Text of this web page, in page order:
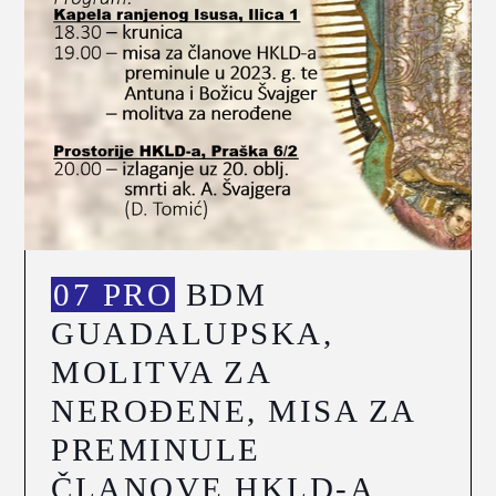
07 PRO BDM
GUADALUPSKA,
MOLITVA ZA
NEROĐENE, MISA ZA
PREMINULE
ČLANOVE HKLD-A,